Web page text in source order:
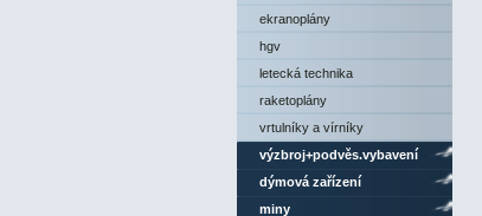
ekranoplány
hgv
letecká technika
raketoplány
vrtulníky a vírníky
výzbroj+podvěs.vybavení
dýmová zařízení
miny